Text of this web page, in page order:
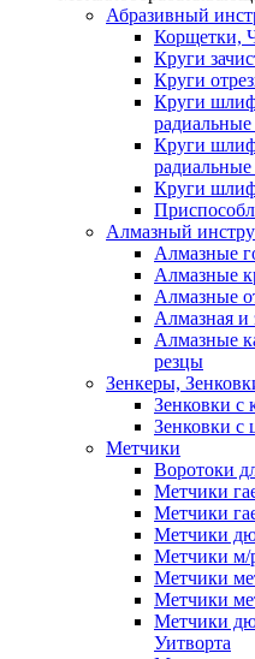
Абразивный
Корщетки,
Круги
Круги
Круги
Круги
Круги
Алмазный
Алмазные
Алмазные
Алмазные
Алмазная и
Алмазные
резцы
Зенкеры,
Зенковки с
Зенковки с
Метчики
Воротоки
Метчики
Метчики
Метчики
Метчики м/
Метчики
Метчики
Метчики
Уитворта